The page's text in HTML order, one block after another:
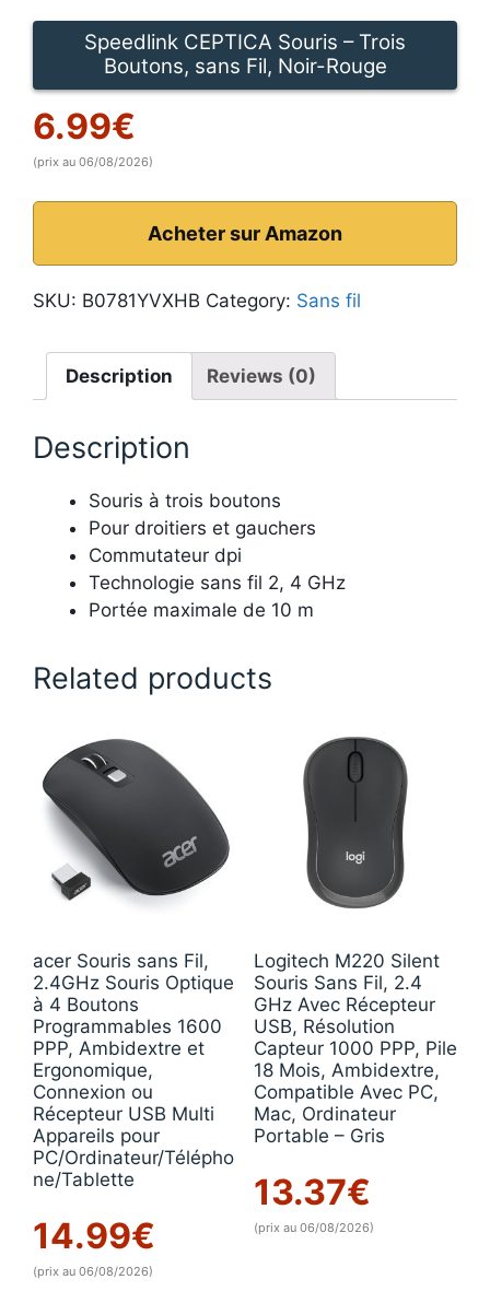
Speedlink CEPTICA Souris – Trois
Boutons, sans Fil, Noir-Rouge
6.99€
(prix au 06/08/2026)
Acheter sur Amazon
SKU: B0781YVXHB Category: Sans fil
Description Reviews (0)
Description
Souris à trois boutons
Pour droitiers et gauchers
Commutateur dpi
Technologie sans fil 2, 4 GHz
Portée maximale de 10 m
Related products
acer Souris sans Fil,
2.4GHz Souris Optique
à 4 Boutons
Programmables 1600
PPP, Ambidextre et
Ergonomique,
Connexion ou
Récepteur USB Multi
Appareils pour
PC/Ordinateur/Télépho
ne/Tablette
14.99€
(prix au 06/08/2026)
Logitech M220 Silent
Souris Sans Fil, 2.4
GHz Avec Récepteur
USB, Résolution
Capteur 1000 PPP, Pile
18 Mois, Ambidextre,
Compatible Avec PC,
Mac, Ordinateur
Portable – Gris
13.37€
(prix au 06/08/2026)